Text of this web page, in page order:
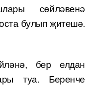
сөйләвенә
булып җитешә.
бер елдан
туа. Беренче